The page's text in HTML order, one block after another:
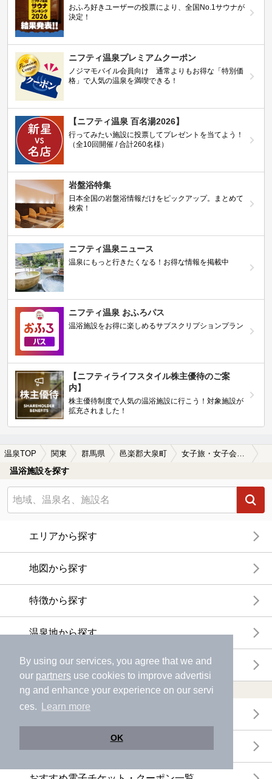
By using our services, you agree that we and
our partners use cookies to improve advertisi
ng and enhance your experience on our servi
ces.
Learn more
OK
おふろ好きユーザーの投票により、全国No.1サウナが
決定！
ニフティ温泉プレミアムクーポン
ノジマモバイル会員向け 通常よりもお得な「特別価
格」で人気の温泉を満喫できる！
【ニフティ温泉 百名湯2026】
行ってみたい施設に投票してプレゼントを当てよう！
（全10回開催 / 合計260名様）
岩盤浴特集
日本全国の岩盤浴情報だけをピックアップ。まとめて
検索！
ニフティ温泉ニュース
温泉にもっと行きたくなる！お得な情報を掲載中
ニフティ温泉 おふろパス
温浴施設をお得に楽しめるサブスクリプションプラン
【ニフティライフスタイル株主優待のご案
内】
株主優待制度で人気の温浴施設に行こう！対象施設が
拡充されました！
温泉TOP 関東 群馬県 邑楽郡大泉町 女子旅・女子会におすすめの邑楽郡大泉町の温泉、日帰り温泉、スーパー銭湯おすすめ
温浴施設を探す
エリアから探す
地図から探す
特徴から探す
温泉地から探す
関連キーワードから探す
おトクに利用する
電子チケットが利用できる施設一覧